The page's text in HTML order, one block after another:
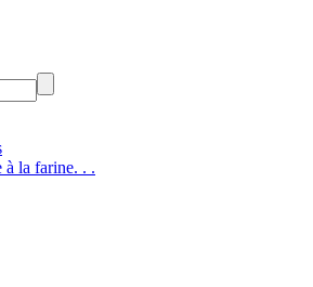
à la farine. . .